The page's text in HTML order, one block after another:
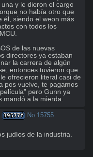
una y le dieron el cargo
no había otro que
él, siendo el weon más
con todos los
de las nuevas
directores ya estaban
la carrera de algún
entonces tuvieron que
ofrecieron literal casi de
pos vuelve, te pagamos
pero Gunn ya
mandó a la mierda.
39577f No. 15755
judíos de la industria.